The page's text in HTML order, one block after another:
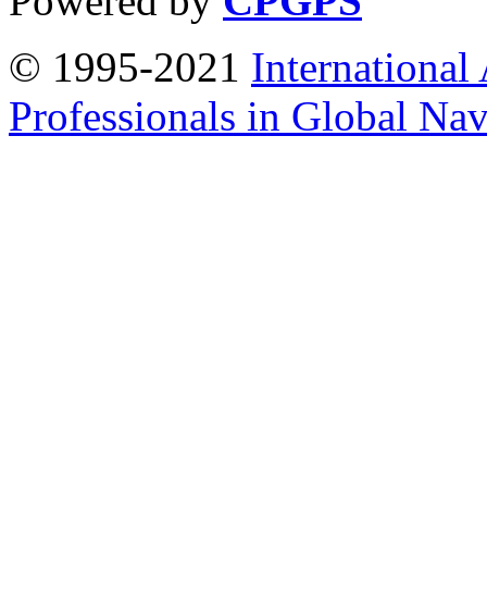
© 1995-2021 International
Professionals in Global